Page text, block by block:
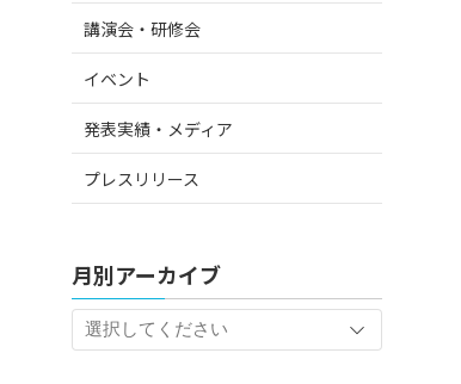
講演会・研修会
イベント
発表実績・メディア
プレスリリース
月別アーカイブ